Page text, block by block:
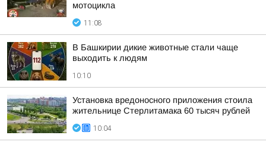
мотоцикла
11:08
В Башкирии дикие животные стали чаще
выходить к людям
10:10
Установка вредоносного приложения стоила
жительнице Стерлитамака 60 тысяч рублей
10:04